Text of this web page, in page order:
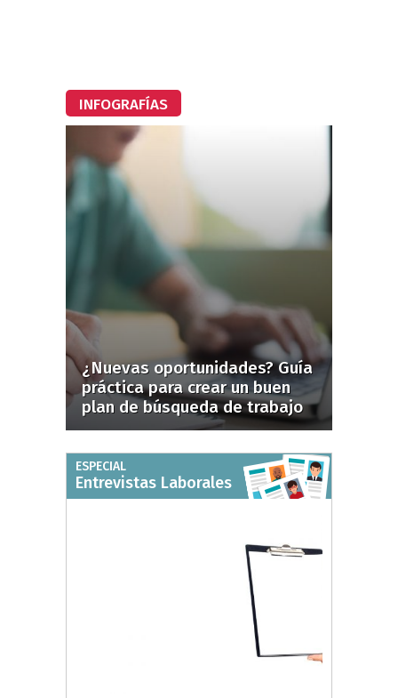
INFOGRAFÍAS
¿Nuevas oportunidades? Guía
práctica para crear un buen
plan de búsqueda de trabajo
ESPECIAL
Entrevistas Laborales